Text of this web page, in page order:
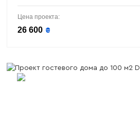
Цена проекта:
26 600 ₴